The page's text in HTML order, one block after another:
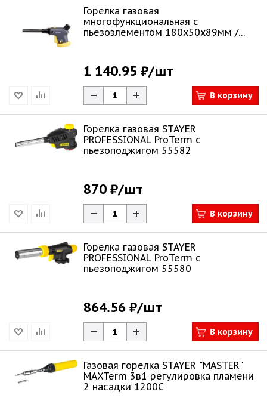
Горелка газовая
многофункциональная с
пьезоэлементом 180х50х89мм /
1 140.95 ₽/шт
В корзину
Горелка газовая STAYER
PROFESSIONAL ProTerm с
пьезоподжигом 55582
870 ₽/шт
В корзину
Горелка газовая STAYER
PROFESSIONAL ProTerm с
пьезоподжигом 55580
864.56 ₽/шт
В корзину
Газовая горелка STAYER "MASTER"
MAXTerm 3в1 регулировка пламени
2 насадки 1200С